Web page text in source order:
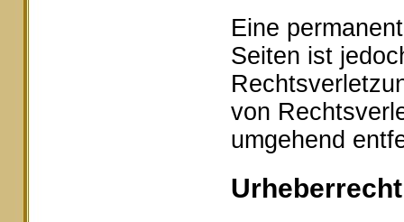
Eine
Seiten ist
von
umgehend
Urheberrecht